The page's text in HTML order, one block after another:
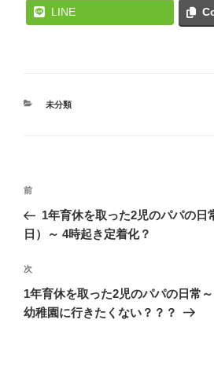
LINE
カ
未分類
投
ナ
ゲ
ー
シ
前
の
投
前
1年育休を取った2児のパパの日
日）～ 4時起き定着化？
次
の
投
次
1年育休を取った2児のパパの日常
幼稚園に行きたくない？？？